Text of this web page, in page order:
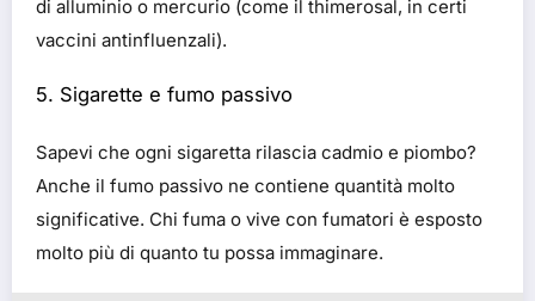
di alluminio o mercurio (come il thimerosal, in certi
vaccini antinfluenzali).
5. Sigarette e fumo passivo
Sapevi che ogni sigaretta rilascia cadmio e piombo?
Anche il fumo passivo ne contiene quantità molto
significative. Chi fuma o vive con fumatori è esposto
molto più di quanto tu possa immaginare.